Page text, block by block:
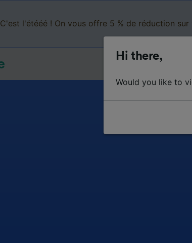
C'est l'étééé ! On vous offre 5 % de réduction
Hi there,
Would you like to